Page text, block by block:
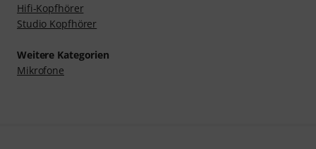
Hifi-Kopfhörer
Studio Kopfhörer
Weitere Kategorien
Mikrofone